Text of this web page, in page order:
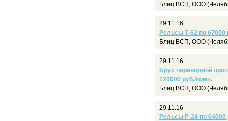
Блиц ВСП, ООО
29.11.16
Рельсы Т-62 по 67000
Блиц ВСП, ООО
29.11.16
Брус переводной
120000 руб./комп.
Блиц ВСП, ООО
29.11.16
Рельсы Р-24 по 64000